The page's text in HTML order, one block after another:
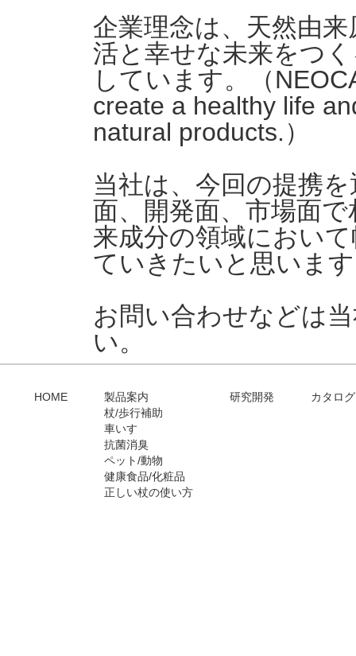
企業理念は、天然由
活と幸せな未来をつ
しています。（
create a healthy life
natural products.）
当社は、今回の提携
面、開発面、市場面
来成分の領域におい
ていきたいと思いま
お問い合わせなどは
い。
HOME
製品案内
杖/歩行補助
車いす
抗菌消臭
ペット/動物
健康食品/化粧品
正しい杖の使い方
研究開発 カタロ